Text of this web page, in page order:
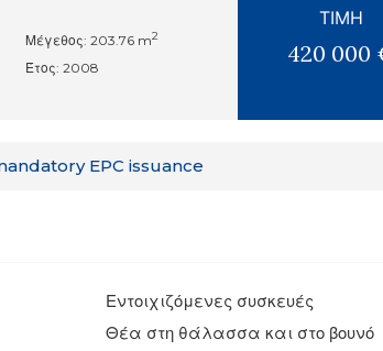
Μέγεθος: 203.76 m2
Έτος: 2008
ΤΙΜΉ
420 000
EPC issuance
Εντοιχιζόμενες συσκευές
Θέα στη θάλασσα και στο βουνό